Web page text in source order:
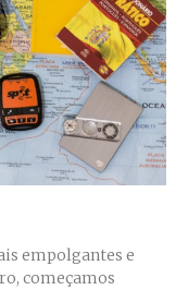
empolgantes e
começamos